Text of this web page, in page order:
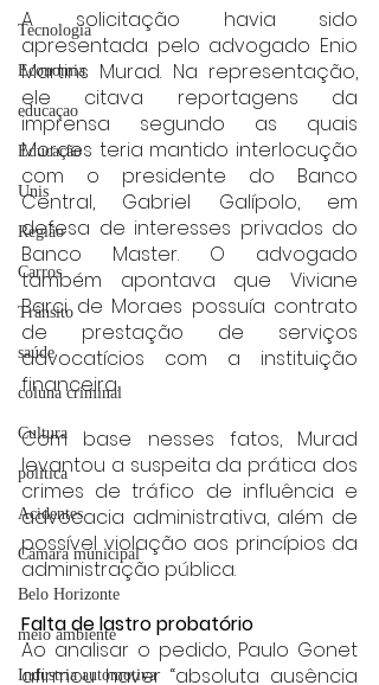
Tecnologia
Economia
educaçao
Educação
Unis
Região
Carros
Trânsito
saúde
coluna criminal
Cultura
politica
Acidentes
Câmara municipal
Belo Horizonte
meio ambiente
Industria automotiva
A solicitação havia sido
apresentada pelo advogado Enio
Martins Murad. Na representação,
ele citava reportagens da
imprensa segundo as quais
Moraes teria mantido interlocução
com o presidente do Banco
Central, Gabriel Galípolo, em
defesa de interesses privados do
Banco Master. O advogado
também apontava que Viviane
Barci de Moraes possuía contrato
de prestação de serviços
advocatícios com a instituição
financeira.
Com base nesses fatos, Murad
levantou a suspeita da prática dos
crimes de tráfico de influência e
advocacia administrativa, além de
possível violação aos princípios da
administração pública.
Falta de lastro probatório
Ao analisar o pedido, Paulo Gonet
afirmou haver “absoluta ausência